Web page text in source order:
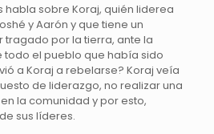
habla sobre Koraj, quién liderea
y Aarón y que tiene un
tragado por la tierra, ante la
el pueblo que había sido
a Koraj a rebelarse? Koraj veía
de liderazgo, no realizar una
la comunidad y por esto,
sus líderes.